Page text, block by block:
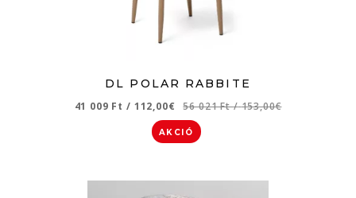
DL POLAR RABBITE
41 009 Ft / 112,00€ 56 021 Ft/ 153,00€
AKCIÓ